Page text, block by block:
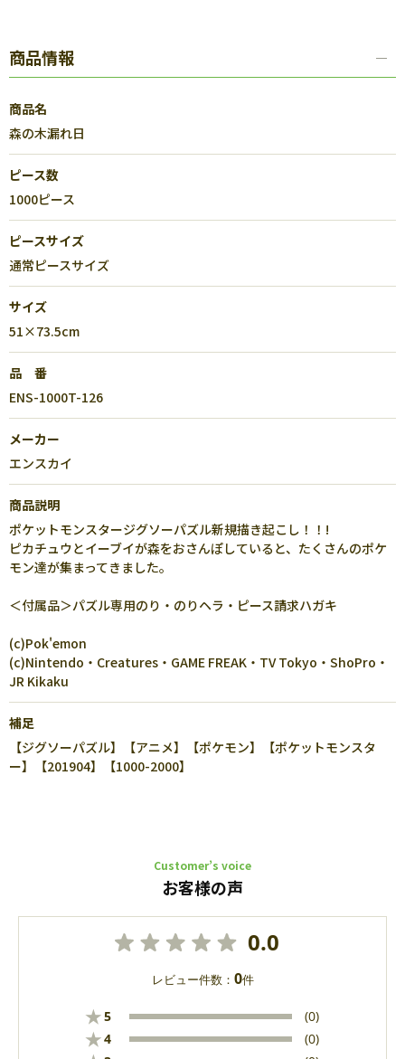
商品情報
商品名
森の木漏れ日
ピース数
1000ピース
ピースサイズ
通常ピースサイズ
サイズ
51×73.5cm
品 番
ENS-1000T-126
メーカー
エンスカイ
商品説明
ポケットモンスタージグソーパズル新規描き起こし！！!
ピカチュウとイーブイが森をおさんぽしていると、たくさんのポケ
モン達が集まってきました。
＜付属品＞パズル専用のり・のりヘラ・ピース請求ハガキ
(c)Pok'emon
(c)Nintendo・Creatures・GAME FREAK・TV Tokyo・ShoPro・
JR Kikaku
補足
【ジグソーパズル】【アニメ】【ポケモン】【ポケットモンスタ
ー】【201904】【1000-2000】
Customer’s voice
お客様の声
0.0
レビュー件数： 0件
★5 (0)
★4 (0)